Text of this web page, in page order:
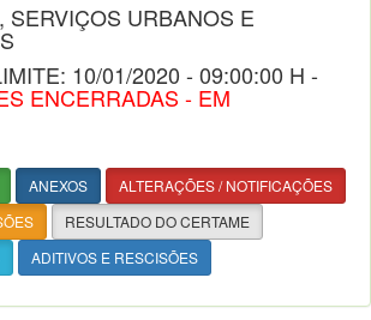
SERVIÇOS URBANOS E
10/01/2020 - 09:00:00 H -
ENCERRADAS - EM
ANEXOS
ALTERAÇÕES / NOTIFICAÇÕES
RESULTADO DO CERTAME
ADITIVOS E RESCISÕES